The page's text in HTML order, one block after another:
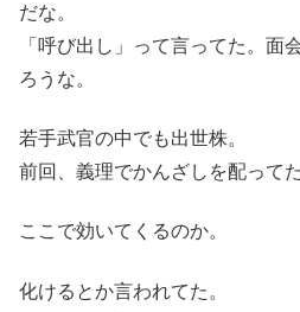
だな。
「呼び出し」って言ってた。面
ろうな。
若手武官の中でも出世株。
前回、義理でかんざしを配ってた
ここで効いてくるのか。
化けるとか言われてた。